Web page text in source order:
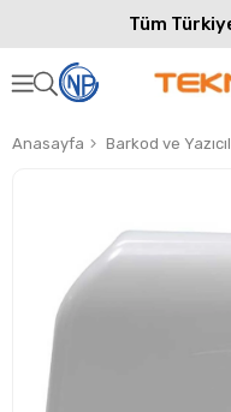
Tüm
Anasayfa Barkod ve